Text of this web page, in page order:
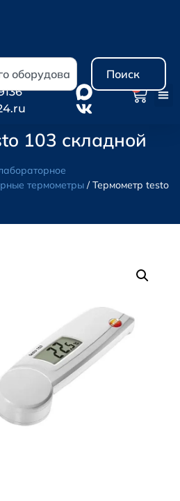
Поиск
103 складной
термометры / Термометр testo